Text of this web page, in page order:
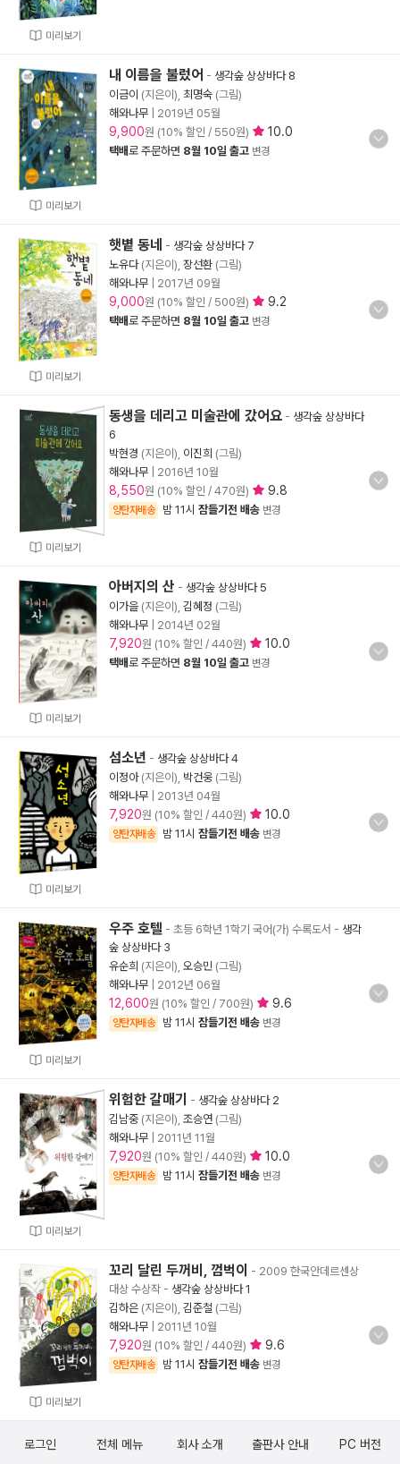
미리보기
미리보기
내 이름을 불렀어 - 생각숲 상상바다 8
이금이 (지은이), 최명숙 (그림)
해와나무
2019년 05월
9,900원 (10% 할인 / 550원) 10.0
택배로 주문하면 8월 10일 출고 변경
미리보기
햇볕 동네 - 생각숲 상상바다 7
노유다(지은이), 장선환 (그림)
해와나무
2017년 09월
9,000원 (10% 할인 / 500원) 9.2
택배로 주문하면 8월 10일 출고 변경
미리보기
동생을 데리고 미술관에 갔어요 - 생각숲 상상바다
6
박현경 (지은이), 이진희 (그림)
해와나무
2016년 10월
8,550원 (10% 할인 / 470원) 9.8
양탄자배송 밤 11시 잠들기전 배송 변경
미리보기
아버지의 산 - 생각숲 상상바다 5
이가을 (지은이), 김혜정 (그림)
해와나무
2014년 02월
7,920원 (10% 할인 / 440원) 10.0
택배로 주문하면 8월 10일 출고 변경
미리보기
섬소년 - 생각숲 상상바다 4
이정아(지은이), 박건웅 (그림)
해와나무
2013년 04월
7,920원 (10% 할인 / 440원) 10.0
양탄자배송 밤 11시 잠들기전 배송 변경
미리보기
우주 호텔 - 초등 6학년 1학기 국어(가) 수록도서 - 생각
숲 상상바다 3
유순희 (지은이), 오승민 (그림)
해와나무
2012년 06월
12,600원 (10% 할인 / 700원) 9.6
양탄자배송 밤 11시 잠들기전 배송 변경
미리보기
위험한 갈매기 - 생각숲 상상바다 2
김남중 (지은이), 조승연 (그림)
해와나무
2011년 11월
7,920원 (10% 할인 / 440원) 10.0
양탄자배송 밤 11시 잠들기전 배송 변경
미리보기
꼬리 달린 두꺼비, 껌벅이 - 2009 한국안데르센상
대상 수상작 - 생각숲 상상바다 1
김하은 (지은이), 김준철 (그림)
해와나무
2011년 10월
7,920원 (10% 할인 / 440원) 9.6
양탄자배송 밤 11시 잠들기전 배송 변경
로그인 전체 메뉴 회사 소개 출판사 안내 PC 버전